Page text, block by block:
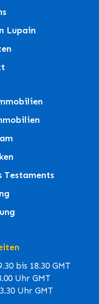
Lupain
Testaments
bis 18.30 GMT
Uhr GMT
Uhr GMT